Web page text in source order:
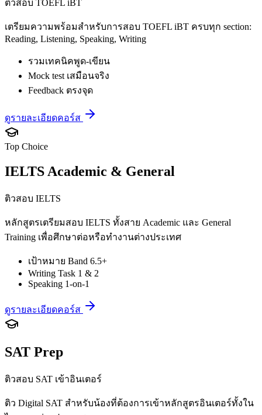
ติวสอบ TOEFL iBT
เตรียมความพร้อมสำหรับการสอบ TOEFL iBT ครบทุก section:
Reading, Listening, Speaking, Writing
รวมเทคนิคพูด-เขียน
Mock test เสมือนจริง
Feedback ตรงจุด
ดูรายละเอียดคอร์ส
Top Choice
IELTS Academic & General
ติวสอบ IELTS
หลักสูตรเตรียมสอบ IELTS ทั้งสาย Academic และ General
Training เพื่อศึกษาต่อหรือทำงานต่างประเทศ
เป้าหมาย Band 6.5+
Writing Task 1 & 2
Speaking 1-on-1
ดูรายละเอียดคอร์ส
SAT Prep
ติวสอบ SAT เข้าอินเตอร์
ติว Digital SAT สำหรับน้องที่ต้องการเข้าหลักสูตรอินเตอร์ทั้งใน